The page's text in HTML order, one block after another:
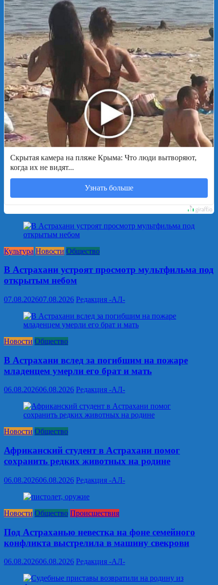
Скрытая камера на пляже Крыма: Что люди вытворяют,
когда их не видят...
Узнать больше
Культура Новости Общество
В Астрахани устроят просмотр мультфильма под
открытым небом
07.08.202607.08.2026 Редакция -АЛ-
Новости Общество
В Астрахани вслед за погибшим на пожаре
младенцем умерли его брат и мать
06.08.202606.08.2026 Редакция -АЛ-
Новости Общество
Африканский студент в Астрахани помог
сохранить редких животных на родине
06.08.202606.08.2026 Редакция -АЛ-
Новости Общество Происшествия
Под Астраханью невестка на фоне семейного
конфликта выстрелила в машину свекрови
06.08.202606.08.2026 Редакция -АЛ-